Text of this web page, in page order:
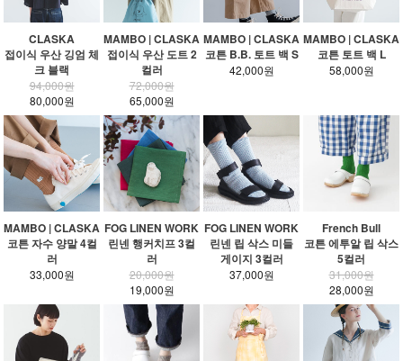
CLASKA
접이식 우산 깅엄 체
크 블랙
94,000원
80,000원
MAMBO | CLASKA
접이식 우산 도트 2
컬러
72,000원
65,000원
MAMBO | CLASKA
코튼 B.B. 토트 백 S
42,000원
MAMBO | CLASKA
코튼 토트 백 L
58,000원
MAMBO | CLASKA
코튼 자수 양말 4컬
러
33,000원
FOG LINEN WORK
린넨 행커치프 3컬
러
20,000원
19,000원
FOG LINEN WORK
린넨 립 삭스 미들
게이지 3컬러
37,000원
French Bull
코튼 에투알 립 삭스
5컬러
31,000원
28,000원